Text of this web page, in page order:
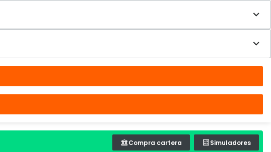
Compra cartera Simuladores